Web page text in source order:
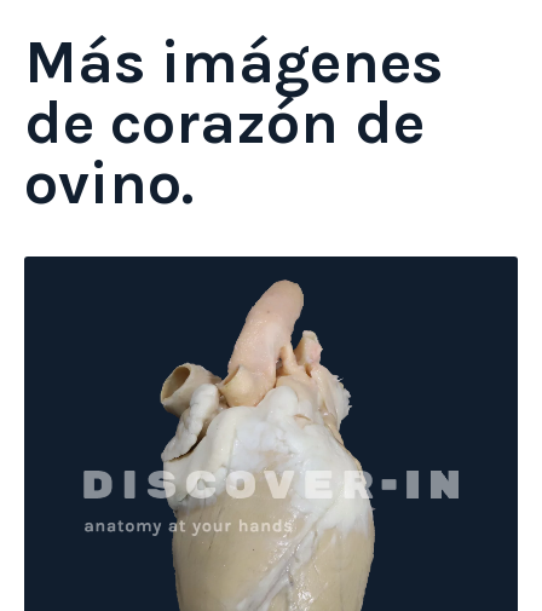
Más imágenes
de corazón de
ovino.